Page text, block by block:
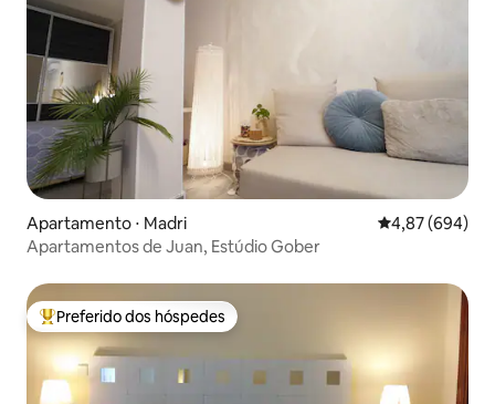
Apartamento ⋅ Madri 4,87 de uma
4,87 (694)
Apartamentos de Juan, Estúdio Gober
Entre os melhores preferidos dos hóspedes
Preferido dos hóspedes